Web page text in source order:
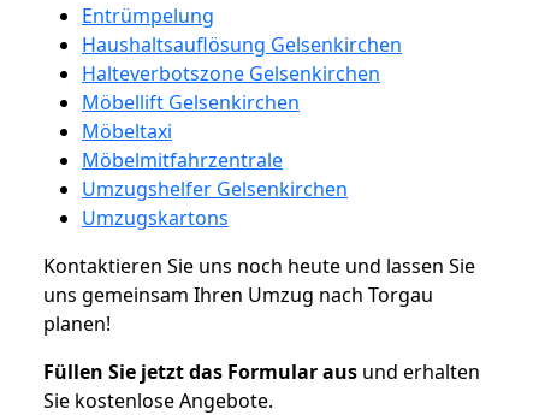
Entrümpelung
Haushaltsauflösung Gelsenkirchen
Halteverbotszone Gelsenkirchen
Möbellift Gelsenkirchen
Möbeltaxi
Möbelmitfahrzentrale
Umzugshelfer Gelsenkirchen
Umzugskartons
Kontaktieren Sie uns noch heute und lassen Sie
uns gemeinsam Ihren Umzug nach Torgau
planen!
Füllen Sie jetzt das Formular aus und erhalten
Sie kostenlose Angebote.